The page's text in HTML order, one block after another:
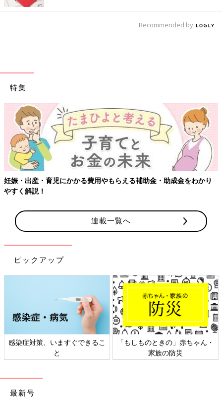
Recommended by
特集
【ワクチン接種できるものも】妊婦の感染症対策、知っておいて！
連載一覧へ
ピックアップ
日本外来小児科学会リーフレッ
ト検討会
六星占術 細木かおりさんの人生
相談
最新号